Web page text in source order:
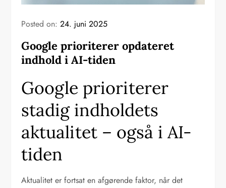
Posted on:24. juni 2025
Google prioriterer opdateret
indhold i AI-tiden
Google prioriterer
stadig indholdets
aktualitet – også i AI-
tiden
Aktualitet er fortsat en afgørende faktor, når det